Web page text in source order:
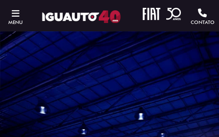
MENU CONTATO
ESTOU INTERESSADO